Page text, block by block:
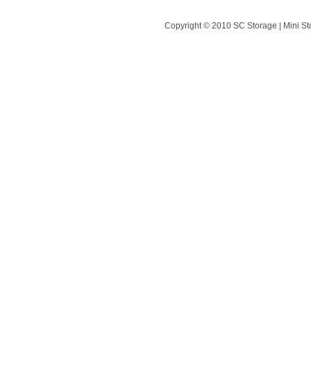
Copyright © 2010 SC Storage | Mini